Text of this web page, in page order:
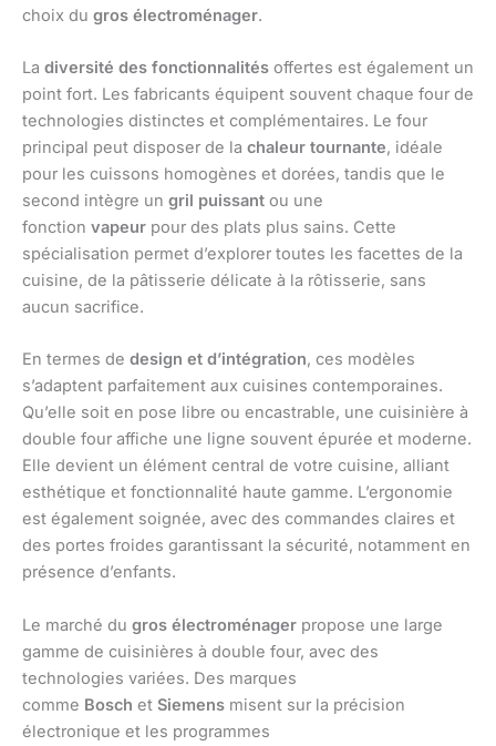
choix du gros électroménager.
La diversité des fonctionnalités offertes est également un
point fort. Les fabricants équipent souvent chaque four de
technologies distinctes et complémentaires. Le four
principal peut disposer de la chaleur tournante, idéale
pour les cuissons homogènes et dorées, tandis que le
second intègre un gril puissant ou une
fonction vapeur pour des plats plus sains. Cette
spécialisation permet d’explorer toutes les facettes de la
cuisine, de la pâtisserie délicate à la rôtisserie, sans
aucun sacrifice.
En termes de design et d’intégration, ces modèles
s’adaptent parfaitement aux cuisines contemporaines.
Qu’elle soit en pose libre ou encastrable, une cuisinière à
double four affiche une ligne souvent épurée et moderne.
Elle devient un élément central de votre cuisine, alliant
esthétique et fonctionnalité haute gamme. L’ergonomie
est également soignée, avec des commandes claires et
des portes froides garantissant la sécurité, notamment en
présence d’enfants.
Le marché du gros électroménager propose une large
gamme de cuisinières à double four, avec des
technologies variées. Des marques
comme Bosch et Siemens misent sur la précision
électronique et les programmes